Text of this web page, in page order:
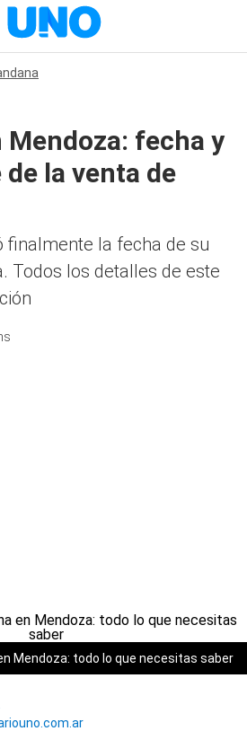
Mendoza: fecha y
de la venta de
finalmente la fecha de su
Todos los detalles de este
Mendoza: todo lo que necesitas saber